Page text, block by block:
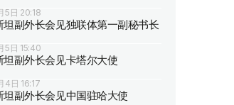
5日 20:18
坦副外长会见独联体第一副秘书长
5日 15:40
坦副外长会见卡塔尔大使
4日 16:17
坦副外长会见中国驻哈大使